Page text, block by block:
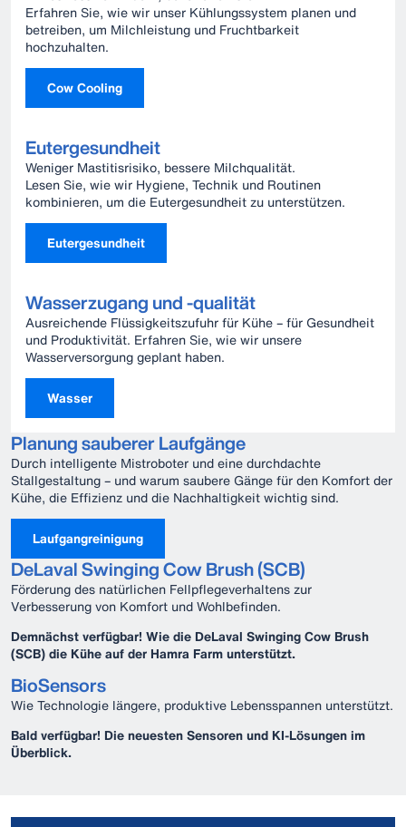
Erfahren Sie, wie wir unser Kühlungssystem planen und
betreiben, um Milchleistung und Fruchtbarkeit
hochzuhalten.
Cow Cooling
Eutergesundheit
Weniger Mastitisrisiko, bessere Milchqualität.
Lesen Sie, wie wir Hygiene, Technik und Routinen
kombinieren, um die Eutergesundheit zu unterstützen.
Eutergesundheit
Wasserzugang und -qualität
Ausreichende Flüssigkeitszufuhr für Kühe – für Gesundheit
und Produktivität. Erfahren Sie, wie wir unsere
Wasserversorgung geplant haben.
Wasser
Planung sauberer Laufgänge
Durch intelligente Mistroboter und eine durchdachte
Stallgestaltung – und warum saubere Gänge für den Komfort der
Kühe, die Effizienz und die Nachhaltigkeit wichtig sind.
Laufgangreinigung
DeLaval Swinging Cow Brush (SCB)
Förderung des natürlichen Fellpflegeverhaltens zur
Verbesserung von Komfort und Wohlbefinden.
Demnächst verfügbar! Wie die DeLaval Swinging Cow Brush
(SCB) die Kühe auf der Hamra Farm unterstützt.
BioSensors
Wie Technologie längere, produktive Lebensspannen unterstützt.
Bald verfügbar! Die neuesten Sensoren und KI-Lösungen im
Überblick.